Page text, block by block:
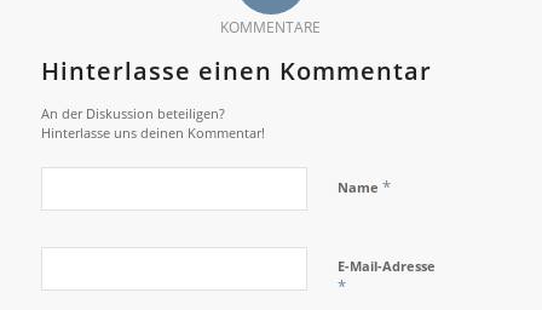
KOMMENTARE
Hinterlasse einen Kommentar
An der Diskussion beteiligen?
Hinterlasse uns deinen Kommentar!
Name *
E-Mail-Adresse
*